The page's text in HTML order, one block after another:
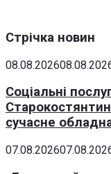
Стрічка новин
08.08.2026
Соціальні
сучасне
07.08.2026